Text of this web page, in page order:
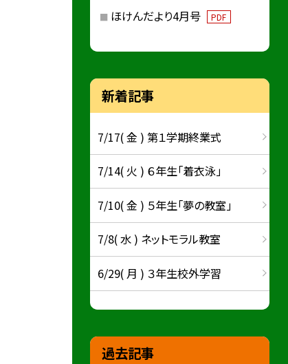
ほけんだより4月号 PDF
新着記事
7/17( 金 ) 第１学期終業式
7/14( 火 ) ６年生「着衣泳」
7/10( 金 ) ５年生「夢の教室」
7/8( 水 ) ネットモラル教室
6/29( 月 ) ３年生校外学習
過去記事